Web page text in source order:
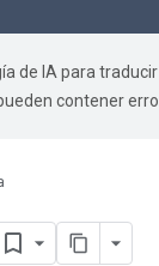
de IA para
contener